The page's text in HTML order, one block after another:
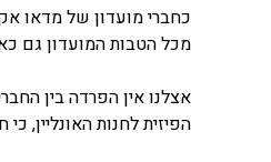
כחברי מועדון של מדאו
מכל הטבות המועדון גם
אצלנו אין הפרדה בין
הפיזית לחנות האונליין,